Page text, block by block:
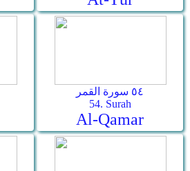
٥٤ سورة القمر
54. Surah
Al-Qamar